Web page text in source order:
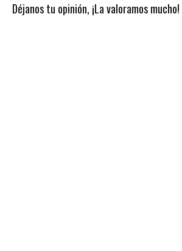
Déjanos tu opinión, ¡La valoramos mucho!